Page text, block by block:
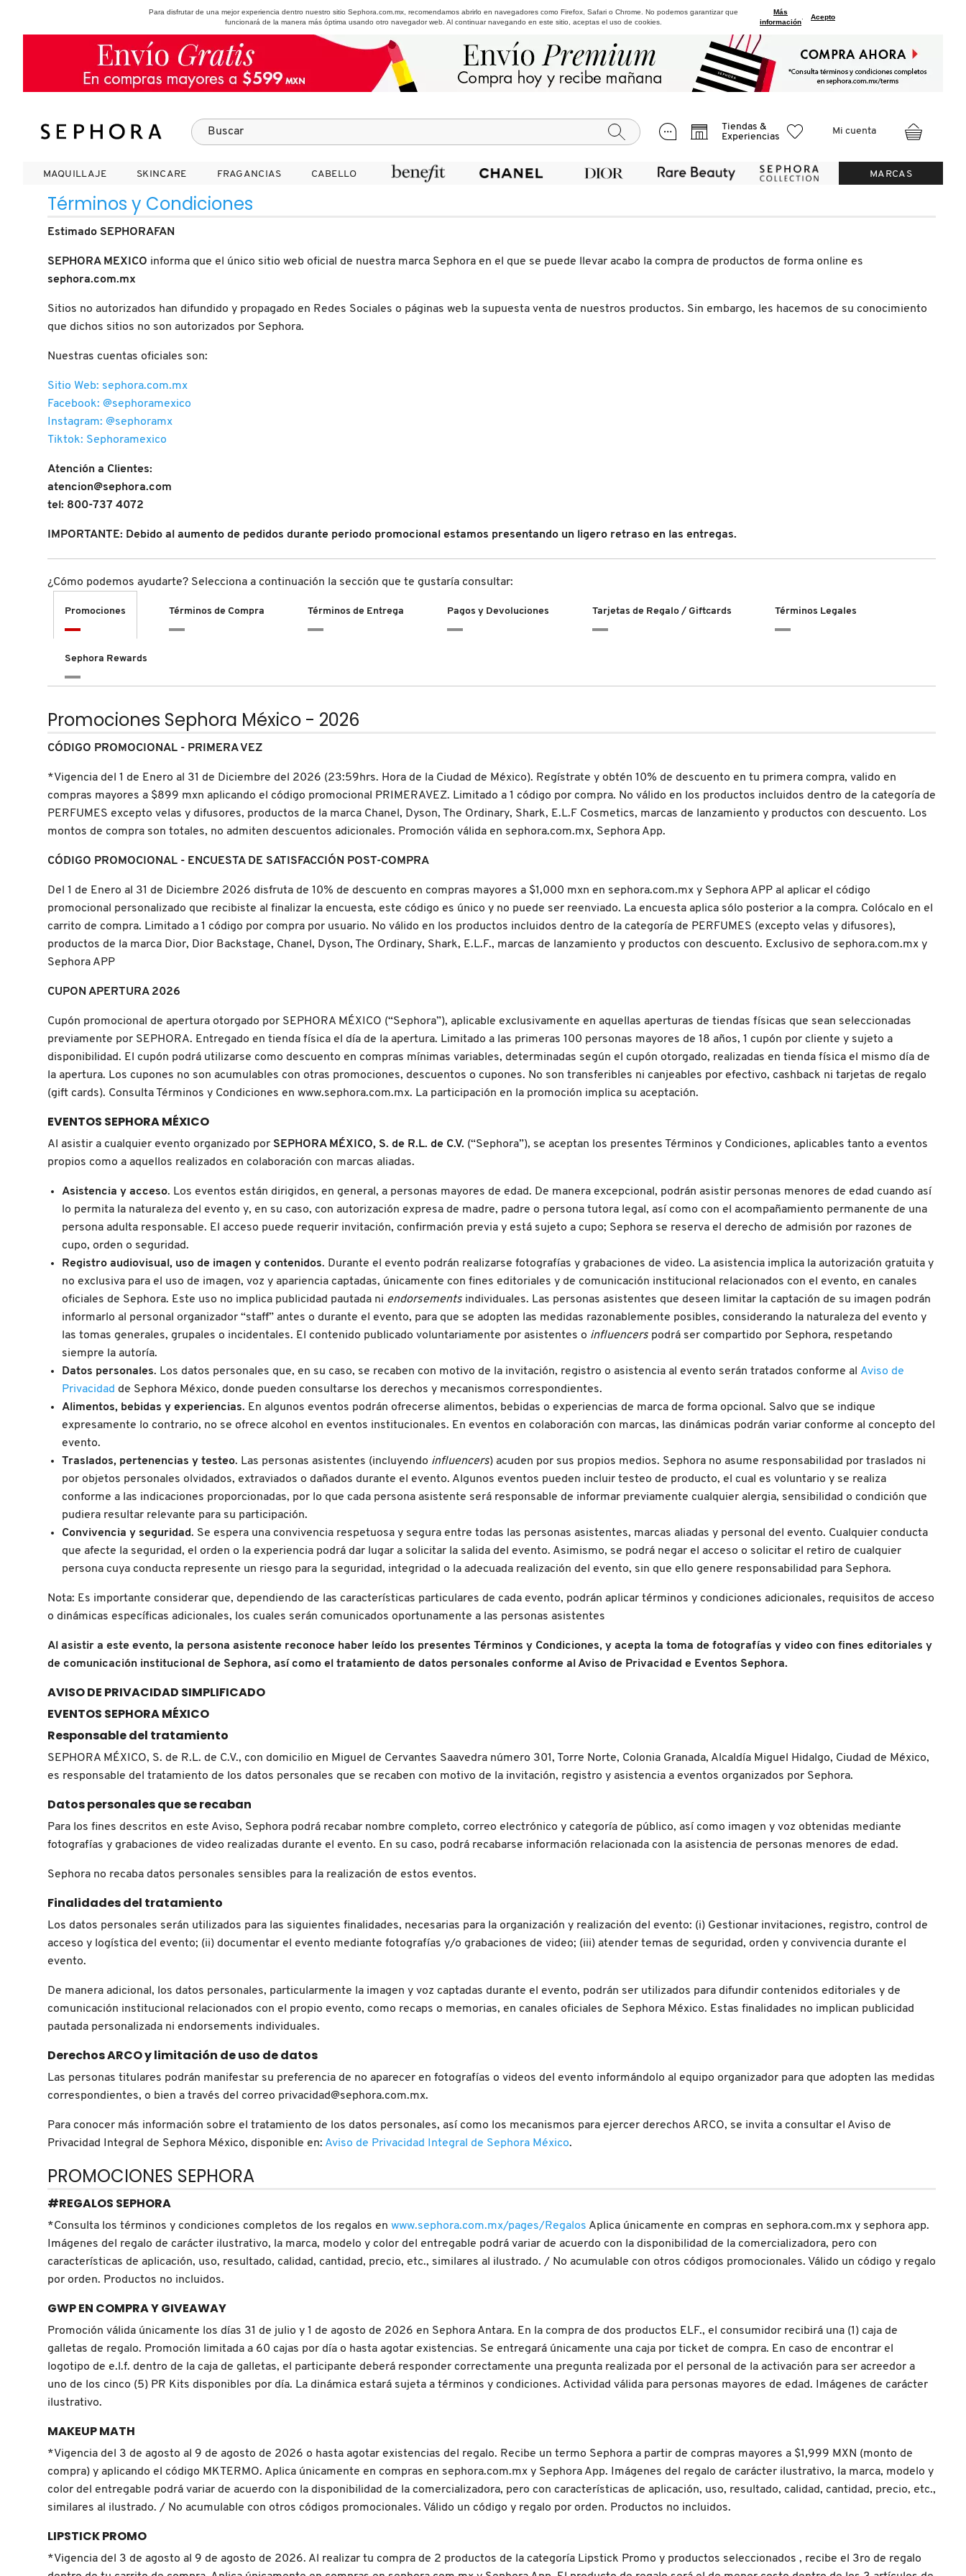
Para disfrutar de una mejor experiencia dentro nuestro sitio Sephora.com.mx, recomendamos abrirlo en navegadores como Firefox, Safari o Chrome. No podemos garantizar que
funcionará de la manera más óptima usando otro navegador web. Al continuar navegando en este sitio, aceptas el uso de cookies.
Más
información
Acepto
Tiendas &
Experiencias
Mi cuenta
MAQUILLAJE
MAQUILLAJE SKINCARE
SKINCARE FRAGANCIAS
FRAGANCIAS CABELLO
CABELLO MARCAS
VER
LABIOS
UÑAS
BROCHAS Y APLICADORES
ACCESORIOS
MAQUILLAJE SEPHORA
COLLECTION
VER
TRATAMIENTOS
HIDRATANTES
LIMPIADORES Y EXFOLIANTES
MASCARILLAS
CUIDADO DE OJOS
AUTOBRONCEADORES
HERRAMIENTAS DE ALTA
TECNOLOGÍA
REGALAR
TAMAÑOS DE VIAJE
BAÑO Y CUERPO
SKINCARE
VER
TENDENCIAS EN FRAGANCIAS
SETS DE VALOR & PARA
BODY MIST
VER
REGALAR
TAMAÑOS DE VIAJE
SHAMPOOS &
PRODUCTOS PARA PEINADO &
TRATAMIENTOS
HERRAMIENTAS PARA CABELLO
PRODUCTOS DE CABELLO POR
SEPHORA COLLECTION
VER
BROCHAS Y ACCESORIOS
BAÑO Y CUERPO
MENOS DE $300
MASCARILLAS
VER
ANASTASIA BEVERLY HILLS
BEAUTY OF JOSEON
BENEFIT COSMETICS
BRIOGEO
BURBERRY
CALVIN KLEIN
CAROLINA HERRERA
CAUDALIE
CLARINS
COMMODITY
DERMALOGICA
DIOR BACKSTAGE
DR. DENNIS GROSS SKINCARE
DR. JART+
DRUNK ELEPHANT
DYSON
E.L.F. COSMETICS
FENTY BEAUTY
FENTY SKIN
GIORGIO ARMANI
GUCCI
GUERLAIN
HUDA BEAUTY
HUGO BOSS
ICONIC LONDON
INNISFREE
ISDIN
B
D
J
K
L
O
P
R
S
U
V
W
Y
Z
#
Términos y Condiciones
Estimado SEPHORAFAN
SEPHORA MEXICO informa que el único sitio web oficial de nuestra marca Sephora en el que se puede llevar acabo la compra de productos de forma online es
sephora.com.mx
Sitios no autorizados han difundido y propagado en Redes Sociales o páginas web la supuesta venta de nuestros productos. Sin embargo, les hacemos de su conocimiento
que dichos sitios no son autorizados por Sephora.
Nuestras cuentas oficiales son:
Sitio Web: sephora.com.mx
Facebook: @sephoramexico
Instagram: @sephoramx
Tiktok: Sephoramexico
Atención a Clientes:
atencion@sephora.com
tel: 800-737 4072
IMPORTANTE: Debido al aumento de pedidos durante periodo promocional estamos presentando un ligero retraso en las entregas.
¿Cómo podemos ayudarte? Selecciona a continuación la sección que te gustaría consultar:
Promociones Términos de Compra Términos de Entrega Pagos y Devoluciones Tarjetas de Regalo / Giftcards Términos Legales
Sephora Rewards
Promociones Sephora México - 2026
CÓDIGO PROMOCIONAL - PRIMERA VEZ
*Vigencia del 1 de Enero al 31 de Diciembre del 2026 (23:59hrs. Hora de la Ciudad de México). Regístrate y obtén 10% de descuento en tu primera compra, valido en
compras mayores a $899 mxn aplicando el código promocional PRIMERAVEZ. Limitado a 1 código por compra. No válido en los productos incluidos dentro de la categoría de
PERFUMES excepto velas y difusores, productos de la marca Chanel, Dyson, The Ordinary, Shark, E.L.F Cosmetics, marcas de lanzamiento y productos con descuento. Los
montos de compra son totales, no admiten descuentos adicionales. Promoción válida en sephora.com.mx, Sephora App.
CÓDIGO PROMOCIONAL - ENCUESTA DE SATISFACCIÓN POST-COMPRA
Del 1 de Enero al 31 de Diciembre 2026 disfruta de 10% de descuento en compras mayores a $1,000 mxn en sephora.com.mx y Sephora APP al aplicar el código
promocional personalizado que recibiste al finalizar la encuesta, este código es único y no puede ser reenviado. La encuesta aplica sólo posterior a la compra. Colócalo en el
carrito de compra. Limitado a 1 código por compra por usuario. No válido en los productos incluidos dentro de la categoría de PERFUMES (excepto velas y difusores),
productos de la marca Dior, Dior Backstage, Chanel, Dyson, The Ordinary, Shark, E.L.F., marcas de lanzamiento y productos con descuento. Exclusivo de sephora.com.mx y
Sephora APP
CUPON APERTURA 2026​
Cupón promocional de apertura otorgado por SEPHORA MÉXICO (“Sephora”), aplicable exclusivamente en aquellas aperturas de tiendas físicas que sean seleccionadas
previamente por SEPHORA. Entregado en tienda física el día de la apertura. Limitado a las primeras 100 personas mayores de 18 años, 1 cupón por cliente y sujeto a
disponibilidad. El cupón podrá utilizarse como descuento en compras mínimas variables, determinadas según el cupón otorgado, realizadas en tienda física el mismo día de
la apertura. Los cupones no son acumulables con otras promociones, descuentos o cupones. No son transferibles ni canjeables por efectivo, cashback ni tarjetas de regalo
(gift cards). Consulta Términos y Condiciones en www.sephora.com.mx. La participación en la promoción implica su aceptación.
EVENTOS SEPHORA MÉXICO
Al asistir a cualquier evento organizado por SEPHORA MÉXICO, S. de R.L. de C.V. (“Sephora”), se aceptan los presentes Términos y Condiciones, aplicables tanto a eventos
propios como a aquellos realizados en colaboración con marcas aliadas.
Asistencia y acceso. Los eventos están dirigidos, en general, a personas mayores de edad. De manera excepcional, podrán asistir personas menores de edad cuando así
lo permita la naturaleza del evento y, en su caso, con autorización expresa de madre, padre o persona tutora legal, así como con el acompañamiento permanente de una
persona adulta responsable. El acceso puede requerir invitación, confirmación previa y está sujeto a cupo; Sephora se reserva el derecho de admisión por razones de
cupo, orden o seguridad.
Registro audiovisual, uso de imagen y contenidos. Durante el evento podrán realizarse fotografías y grabaciones de video. La asistencia implica la autorización gratuita y
no exclusiva para el uso de imagen, voz y apariencia captadas, únicamente con fines editoriales y de comunicación institucional relacionados con el evento, en canales
oficiales de Sephora. Este uso no implica publicidad pautada ni endorsements individuales. Las personas asistentes que deseen limitar la captación de su imagen podrán
informarlo al personal organizador “staff” antes o durante el evento, para que se adopten las medidas razonablemente posibles, considerando la naturaleza del evento y
las tomas generales, grupales o incidentales. El contenido publicado voluntariamente por asistentes o influencers podrá ser compartido por Sephora, respetando
siempre la autoría.
Datos personales. Los datos personales que, en su caso, se recaben con motivo de la invitación, registro o asistencia al evento serán tratados conforme al Aviso de
Privacidad de Sephora México, donde pueden consultarse los derechos y mecanismos correspondientes.
Alimentos, bebidas y experiencias. En algunos eventos podrán ofrecerse alimentos, bebidas o experiencias de marca de forma opcional. Salvo que se indique
expresamente lo contrario, no se ofrece alcohol en eventos institucionales. En eventos en colaboración con marcas, las dinámicas podrán variar conforme al concepto del
evento.
Traslados, pertenencias y testeo. Las personas asistentes (incluyendo influencers) acuden por sus propios medios. Sephora no asume responsabilidad por traslados ni
por objetos personales olvidados, extraviados o dañados durante el evento. Algunos eventos pueden incluir testeo de producto, el cual es voluntario y se realiza
conforme a las indicaciones proporcionadas, por lo que cada persona asistente será responsable de informar previamente cualquier alergia, sensibilidad o condición que
pudiera resultar relevante para su participación.
Convivencia y seguridad. Se espera una convivencia respetuosa y segura entre todas las personas asistentes, marcas aliadas y personal del evento. Cualquier conducta
que afecte la seguridad, el orden o la experiencia podrá dar lugar a solicitar la salida del evento. Asimismo, se podrá negar el acceso o solicitar el retiro de cualquier
persona cuya conducta represente un riesgo para la seguridad, integridad o la adecuada realización del evento, sin que ello genere responsabilidad para Sephora.
Nota: Es importante considerar que, dependiendo de las características particulares de cada evento, podrán aplicar términos y condiciones adicionales, requisitos de acceso
o dinámicas específicas adicionales, los cuales serán comunicados oportunamente a las personas asistentes
Al asistir a este evento, la persona asistente reconoce haber leído los presentes Términos y Condiciones, y acepta la toma de fotografías y video con fines editoriales y
de comunicación institucional de Sephora, así como el tratamiento de datos personales conforme al Aviso de Privacidad e Eventos Sephora.
AVISO DE PRIVACIDAD SIMPLIFICADO
EVENTOS SEPHORA MÉXICO
Responsable del tratamiento
SEPHORA MÉXICO, S. de R.L. de C.V., con domicilio en Miguel de Cervantes Saavedra número 301, Torre Norte, Colonia Granada, Alcaldía Miguel Hidalgo, Ciudad de México,
es responsable del tratamiento de los datos personales que se recaben con motivo de la invitación, registro y asistencia a eventos organizados por Sephora.
Datos personales que se recaban
Para los fines descritos en este Aviso, Sephora podrá recabar nombre completo, correo electrónico y categoría de público, así como imagen y voz obtenidas mediante
fotografías y grabaciones de video realizadas durante el evento. En su caso, podrá recabarse información relacionada con la asistencia de personas menores de edad.
Sephora no recaba datos personales sensibles para la realización de estos eventos.
Finalidades del tratamiento
Los datos personales serán utilizados para las siguientes finalidades, necesarias para la organización y realización del evento: (i) Gestionar invitaciones, registro, control de
acceso y logística del evento; (ii) documentar el evento mediante fotografías y/o grabaciones de video; (iii) atender temas de seguridad, orden y convivencia durante el
evento.
De manera adicional, los datos personales, particularmente la imagen y voz captadas durante el evento, podrán ser utilizados para difundir contenidos editoriales y de
comunicación institucional relacionados con el propio evento, como recaps o memorias, en canales oficiales de Sephora México. Estas finalidades no implican publicidad
pautada personalizada ni endorsements individuales.
Derechos ARCO y limitación de uso de datos
Las personas titulares podrán manifestar su preferencia de no aparecer en fotografías o videos del evento informándolo al equipo organizador para que adopten las medidas
correspondientes, o bien a través del correo privacidad@sephora.com.mx.
Para conocer más información sobre el tratamiento de los datos personales, así como los mecanismos para ejercer derechos ARCO, se invita a consultar el Aviso de
Privacidad Integral de Sephora México, disponible en: Aviso de Privacidad Integral de Sephora México.
PROMOCIONES SEPHORA
#REGALOS SEPHORA
*Consulta los términos y condiciones completos de los regalos en www.sephora.com.mx/pages/Regalos Aplica únicamente en compras en sephora.com.mx y sephora app.
Imágenes del regalo de carácter ilustrativo, la marca, modelo y color del entregable podrá variar de acuerdo con la disponibilidad de la comercializadora, pero con
características de aplicación, uso, resultado, calidad, cantidad, precio, etc., similares al ilustrado. / No acumulable con otros códigos promocionales. Válido un código y regalo
por orden. Productos no incluidos.
GWP EN COMPRA Y GIVEAWAY
Promoción válida únicamente los días 31 de julio y 1 de agosto de 2026 en Sephora Antara. En la compra de dos productos ELF., el consumidor recibirá una (1) caja de
galletas de regalo. Promoción limitada a 60 cajas por día o hasta agotar existencias. Se entregará únicamente una caja por ticket de compra. En caso de encontrar el
logotipo de e.l.f. dentro de la caja de galletas, el participante deberá responder correctamente una pregunta realizada por el personal de la activación para ser acreedor a
uno de los cinco (5) PR Kits disponibles por día. La dinámica estará sujeta a términos y condiciones. Actividad válida para personas mayores de edad. Imágenes de carácter
ilustrativo.
MAKEUP MATH
*Vigencia del 3 de agosto al 9 de agosto de 2026 o hasta agotar existencias del regalo. Recibe un termo Sephora a partir de compras mayores a $1,999 MXN (monto de
compra) y aplicando el código MKTERMO. Aplica únicamente en compras en sephora.com.mx y Sephora App. Imágenes del regalo de carácter ilustrativo, la marca, modelo y
color del entregable podrá variar de acuerdo con la disponibilidad de la comercializadora, pero con características de aplicación, uso, resultado, calidad, cantidad, precio, etc.,
similares al ilustrado. / No acumulable con otros códigos promocionales. Válido un código y regalo por orden. Productos no incluidos.
LIPSTICK PROMO
*Vigencia del 3 de agosto al 9 de agosto de 2026. Al realizar tu compra de 2 productos de la categoría Lipstick Promo y productos seleccionados , recibe el 3ro de regalo